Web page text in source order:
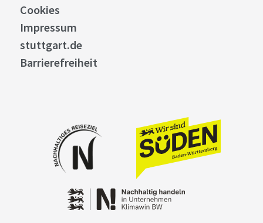
Cookies
Impressum
stuttgart.de
Barrierefreiheit